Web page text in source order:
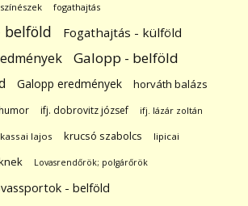
fogathajtás
belföld Fogathajtás - külföld
Galopp - belföld
Galopp eredmények horváth balázs
humor ifj. dobrovitz józsef ifj. lázár zoltán
kassai lajos krucsó szabolcs lipicai
Lovasrendőrök; polgárőrök
- belföld